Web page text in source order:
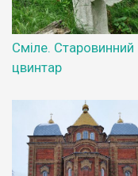
Сміле. Старовинний
цвинтар